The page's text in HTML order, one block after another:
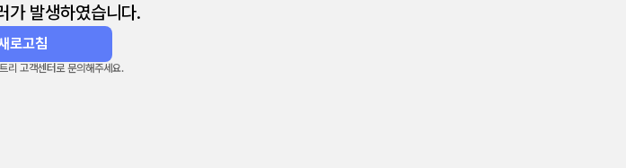
가 발생하였습니다.
로고침
리 고객센터로 문의해주세요.